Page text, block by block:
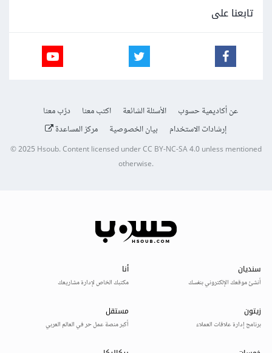
تابعنا على
عن أكاديمية حسوب الأسئلة الشائعة اكتب معنا
درّب معنا
إرشادات الاستخدام
بيان الخصوصية مركز المساعدة
© 2025Hsoub.Content licensed underCC BY-NC-SA 4.0unless mentioned
otherwise.